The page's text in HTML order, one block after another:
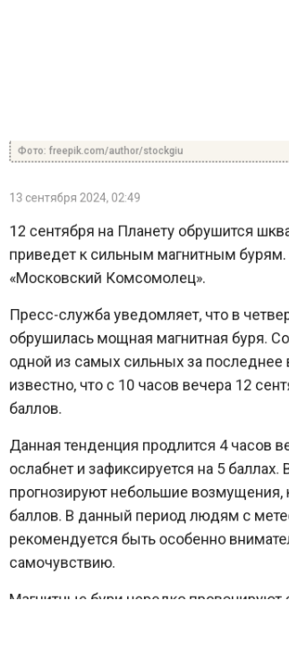
приведет к сильным магнитным
«Московский Комсомолец».
Пресс-служба уведомляет, что в
обрушилась мощная магнитная буря.
одной из самых сильных за
известно, что с 10 часов вечера 12
баллов.
Данная тенденция продлится 4 часов
ослабнет и зафиксируется на 5
прогнозируют небольшие
баллов. В данный период людям с
рекомендуется быть особенно
самочувствию.